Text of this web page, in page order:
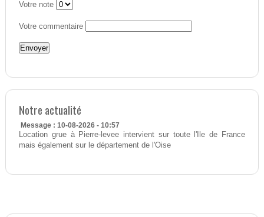
Votre note
Votre commentaire
Notre actualité
Message : 10-08-2026 - 10:57
Location grue à Pierre-levee intervient sur toute l'Ile de France
mais également sur le département de l'Oise